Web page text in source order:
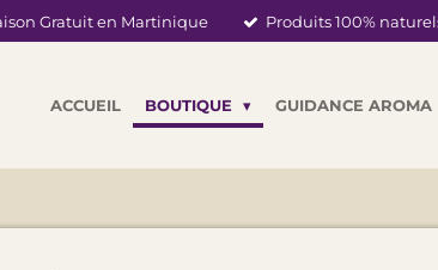
Gratuit en Martinique Produits 100%
ACCUEIL BOUTIQUE GUIDANCE AROMA